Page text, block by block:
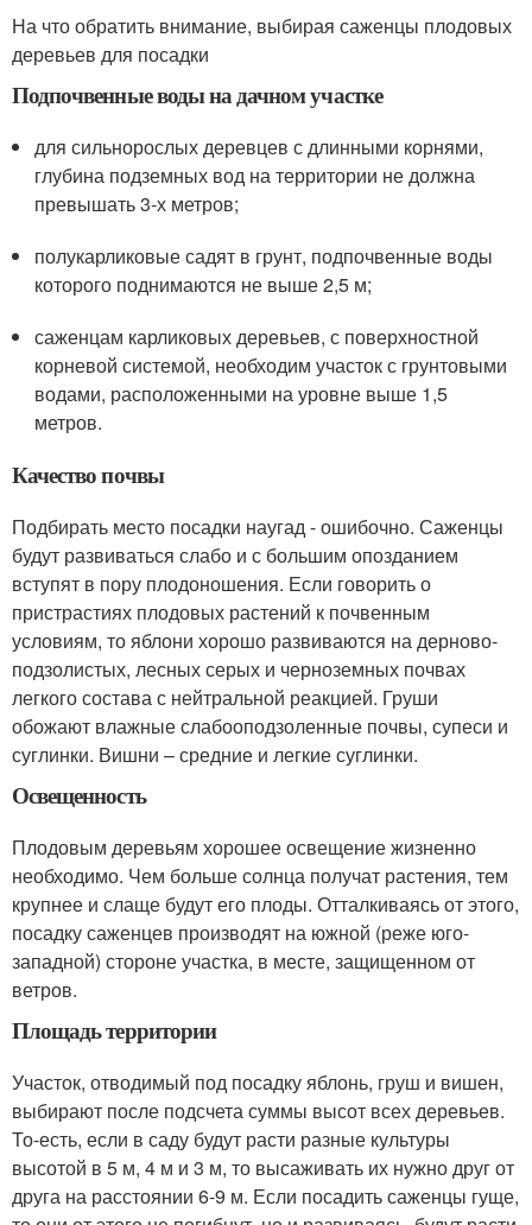
На что обратить внимание, выбирая саженцы плодовых
деревьев для посадки
Подпочвенные воды на дачном участке
для сильнорослых деревцев с длинными корнями,
глубина подземных вод на территории не должна
превышать 3-х метров;
полукарликовые садят в грунт, подпочвенные воды
которого поднимаются не выше 2,5 м;
саженцам карликовых деревьев, с поверхностной
корневой системой, необходим участок с грунтовыми
водами, расположенными на уровне выше 1,5
метров.
Качество почвы
Подбирать место посадки наугад - ошибочно. Саженцы
будут развиваться слабо и с большим опозданием
вступят в пору плодоношения. Если говорить о
пристрастиях плодовых растений к почвенным
условиям, то яблони хорошо развиваются на дерново-
подзолистых, лесных серых и черноземных почвах
легкого состава с нейтральной реакцией. Груши
обожают влажные слабооподзоленные почвы, супеси и
суглинки. Вишни – средние и легкие суглинки.
Освещенность
Плодовым деревьям хорошее освещение жизненно
необходимо. Чем больше солнца получат растения, тем
крупнее и слаще будут его плоды. Отталкиваясь от этого,
посадку саженцев производят на южной (реже юго-
западной) стороне участка, в месте, защищенном от
ветров.
Площадь территории
Участок, отводимый под посадку яблонь, груш и вишен,
выбирают после подсчета суммы высот всех деревьев.
То-есть, если в саду будут расти разные культуры
высотой в 5 м, 4 м и 3 м, то высаживать их нужно друг от
друга на расстоянии 6-9 м. Если посадить саженцы гуще,